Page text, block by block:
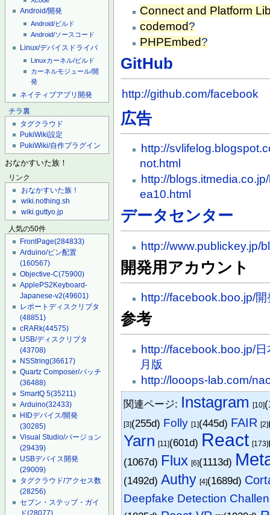
Android/開発
Android/ビルド
Android/ソースコード
Linux/デバイスドライバ
Linuxカーネル/ビルド
カーネルモジュール/開
発
ネイティブアプリ開発
チラ裏
タグクラウド
PukiWiki設定
PukiWiki/自作プラグイン
おなかすいた族！
リンク
おなかすいた族！
wiki.nothing.sh
wiki.guttyo.jp
人気の50件
FrontPage(284833)
Arduino/ピン配置
(160567)
Objective-C(75900)
ApplePS2Keyboard-
Japanese-v2(49601)
レポートディスクリプタ
(48851)
cRARk(44575)
USB/ディスクリプタ
(43708)
NSString(36617)
Quartz Composer/パッチ
(36488)
SmartQ 5(35211)
Arduino(32433)
HIDデバイス/開発
(30285)
Visual Studio/バージョン
(29439)
USBデバイス開発
(29009)
タグクラウド/アクセス数
(28256)
セブン・ステップ・ガイ
ド(28077)
Connect and Platform
codemod?
PHPEmbed?
GitHub
http://github.com/facebook
広告
http://
not.html
http://
ea10.html
データセンター
http://www.publickey.jp/
開発用アカウント
http://facebook.boo.jp/
参考
http://facebook.boo.jp/
月版
http://looops-lab.com/
関連ページ: Instagram [10]
[3](255d) Folly [1](445d) FAIR [2]
Yarn [11](601d) React [173]
(1067d) Flux [6](1113d)
(1492d)Authy [4](1689d)
Deepfake Detection